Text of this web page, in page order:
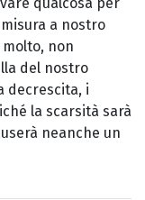
a nostro
non
del nostro
decrescita, i
la scarsità sarà
neanche un